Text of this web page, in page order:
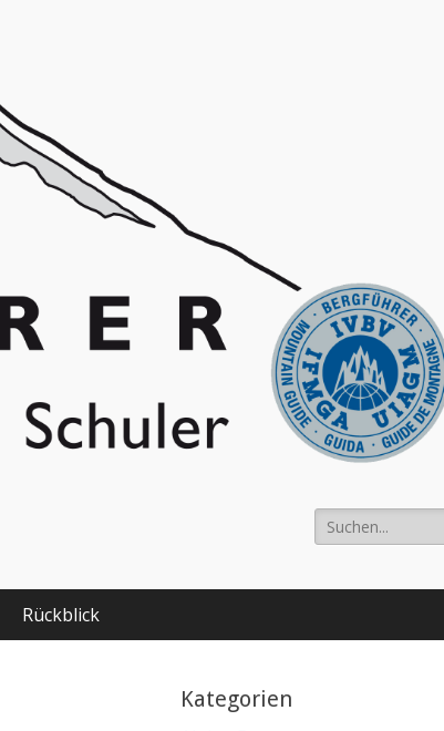
Suche
nach:
Rückblick
Kategorien